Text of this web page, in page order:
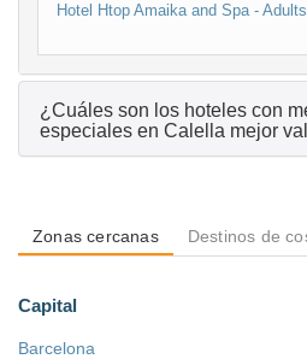
Hotel Htop Amaika and Spa -
¿Cuáles son los hoteles con menús para dietas
especiales en Calella mejor
Zonas cercanas Destinos de
Capital
Barcelona